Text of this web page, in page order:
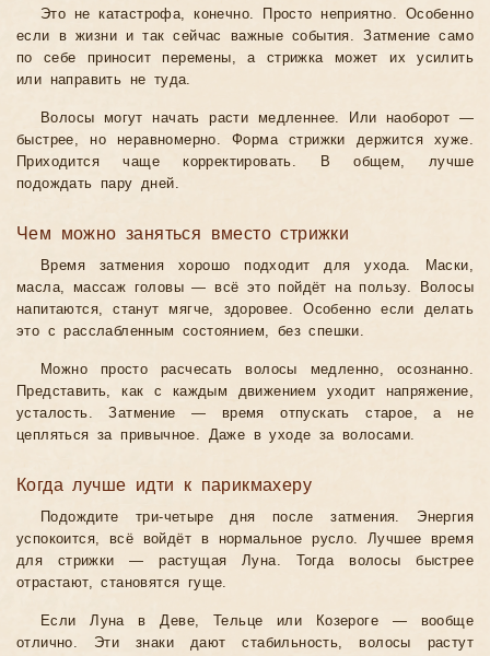
Это не катастрофа, конечно. Просто неприятно. Особенно
если в жизни и так сейчас важные события. Затмение само
по себе приносит перемены, а стрижка может их усилить
или направить не туда.
Волосы могут начать расти медленнее. Или наоборот —
быстрее, но неравномерно. Форма стрижки держится хуже.
Приходится чаще корректировать. В общем, лучше
подождать пару дней.
Чем можно заняться вместо стрижки
Время затмения хорошо подходит для ухода. Маски,
масла, массаж головы — всё это пойдёт на пользу. Волосы
напитаются, станут мягче, здоровее. Особенно если делать
это с расслабленным состоянием, без спешки.
Можно просто расчесать волосы медленно, осознанно.
Представить, как с каждым движением уходит напряжение,
усталость. Затмение — время отпускать старое, а не
цепляться за привычное. Даже в уходе за волосами.
Когда лучше идти к парикмахеру
Подождите три-четыре дня после затмения. Энергия
успокоится, всё войдёт в нормальное русло. Лучшее время
для стрижки — растущая Луна. Тогда волосы быстрее
отрастают, становятся гуще.
Если Луна в Деве, Тельце или Козероге — вообще
отлично. Эти знаки дают стабильность, волосы растут